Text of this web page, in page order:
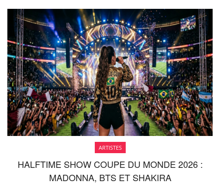
ARTISTES
HALFTIME SHOW COUPE DU MONDE 2026 :
MADONNA, BTS ET SHAKIRA